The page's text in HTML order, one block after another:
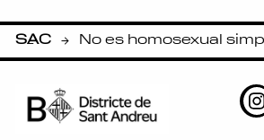
SAC
- No es homosexual